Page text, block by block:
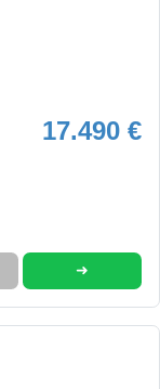
17.490 €
➜